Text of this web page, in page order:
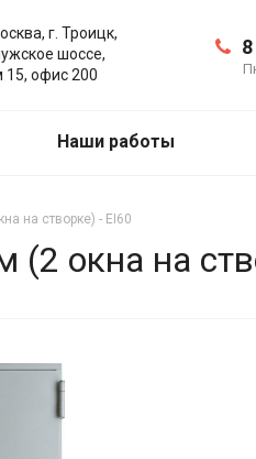
г. Троицк,
шоссе,
15, офис 200
Наши работы
на створке) - EI60
(2 окна на